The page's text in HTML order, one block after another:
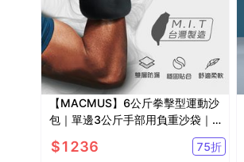
【MACMUS】6公斤拳擊型運動沙
包｜單邊3公斤手部用負重沙袋｜
適合拳擊、散打、自由博擊等運動
$1236 75折